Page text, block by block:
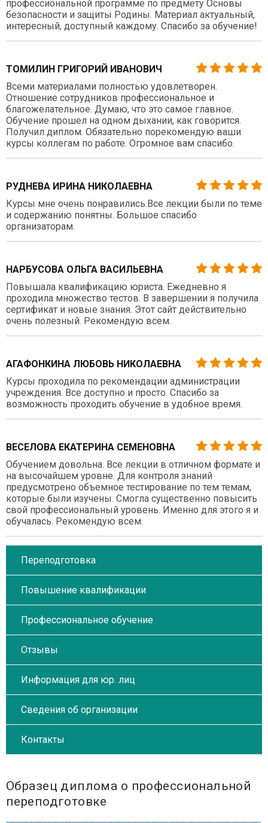
профессиональной программе по предмету Основы
безопасности и защиты Родины. Материал актуальный,
интересный, доступный каждому. Спасибо за обучение!
ТОМИЛИН ГРИГОРИЙ ИВАНОВИЧ
Всеми материалами полностью удовлетворен.
Отношение сотрудников профессиональное и
благожелательное. Думаю, что это самое главное.
Обучение прошел на одном дыхании, как говорится.
Получил диплом. Обязательно порекомендую ваши
курсы коллегам по работе. Огромное вам спасибо.
РУДНЕВА ИРИНА НИКОЛАЕВНА
Курсы мне очень понравились.Все лекции были по теме
и содержанию понятны. Большое спасибо
организаторам.
НАРБУСОВА ОЛЬГА ВАСИЛЬЕВНА
Повышала квалификацию юриста. Ежедневно я
проходила множество тестов. В завершении я получила
сертификат и новые знания. Этот сайт действительно
очень полезный. Рекомендую всем.
АГАФОНКИНА ЛЮБОВЬ НИКОЛАЕВНА
Курсы проходила по рекомендации администрации
учреждения. Все доступно и просто. Спасибо за
возможность проходить обучение в удобное время.
ВЕСЕЛОВА ЕКАТЕРИНА СЕМЕНОВНА
Обучением довольна. Все лекции в отличном формате и
на высочайшем уровне. Для контроля знаний
предусмотрено объемное тестирование по тем темам,
которые были изучены. Смогла существенно повысить
свой профессиональный уровень. Именно для этого я и
обучалась. Рекомендую всем.
Переподготовка
Повышение квалификации
Профессиональное обучение
Отзывы
Информация для юр. лиц
Сведения об организации
Контакты
Образец диплома о профессиональной
переподготовке